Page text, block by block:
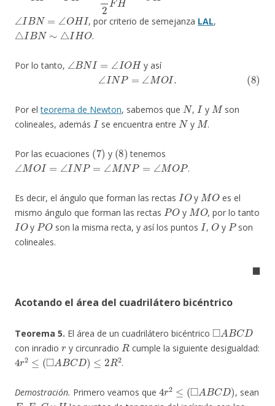
∠IBN= OH
, por criterio de semejanza LAL,
△IBN∼ IHO
.
Por lo tanto,
∠BNI= OH
y así
(8) ∠I NP=∠MOI
Por elteorema de Newton, sabemos que
N
,
I
y
M
son
colineales, además
I
se encuentra entre
N
y
M
.
Por las ecuaciones
(7 )
y
(8)
tenemos
∠MOI=∠INP=∠ MNP=∠MOP
.
Es decir, el ángulo que forman las rectas
IO
y
MO
es el
mismo ángulo que forman las rectas
PO
y
MO
, por lo tanto
IO
y
PO
son la misma recta, y así los puntos
I
,
O
y
P
son
colineales.
◼
Acotando el área del cuadrilátero bicéntrico
Teorema 5. El área de un cuadrilátero bicéntrico
◻ A BCD
con inradio
r
y circunradio
R
cumple la siguiente desigualdad:
4r2 ≤(◻ABCD)≤2R2
.
Demostración. Primero veamos que
r2 ◻A B CD)
, sean
E F G H